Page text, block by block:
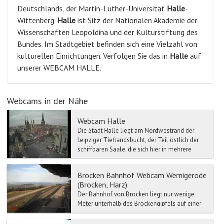
Deutschlands, der Martin-Luther-Universität Halle-
Wittenberg. Halle ist Sitz der Nationalen Akademie der
Wissenschaften Leopoldina und der Kulturstiftung des
Bundes. Im Stadtgebiet befinden sich eine Vielzahl von
kulturellen Einrichtungen. Verfolgen Sie das in Halle auf
unserer WEBCAM HALLE.
Webcams in der Nähe
Webcam Halle
Die Stadt Halle liegt am Nordwestrand der
Leipziger Tieflandsbucht, der Teil östlich der
schiffbaren Saale, die sich hier in mehrere
Arme teilt un...
Brocken Bahnhof Webcam Wernigerode
(Brocken, Harz)
Der Bahnhof von Brocken liegt nur wenige
Meter unterhalb des Brockengipfels auf einer
Höhe von 1125 Metern. Der Brocken Bahnhof